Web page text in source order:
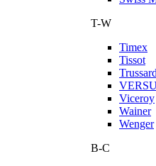
T-W
Timex
Tissot
Viceroy
Wainer
Wenger
В-С